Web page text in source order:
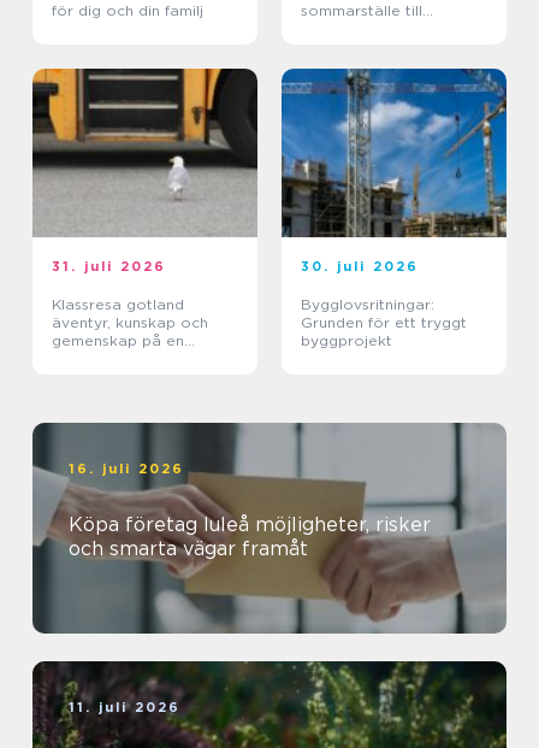
för dig och din familj
sommarställe till
31. juli 2026
Klassresa gotland
äventyr, kunskap och
gemenskap på en
30. juli 2026
Bygglovsritningar:
Grunden för ett tryggt
byggprojekt
16. juli 2026
Köpa företag luleå möjligheter, risker
och smarta vägar framåt
11. juli 2026